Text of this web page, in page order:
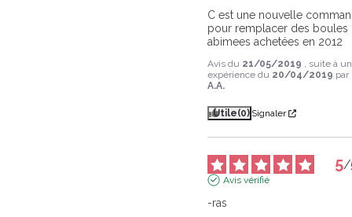
C est une nouvelle
pour remplacer des boules
abimees achetées en 2012
Avis du 21/05/2019 , suite à
expérience du 20/04/2019 par
A.A.
Utile(0) Signaler
5/
Avis vérifié
-ras